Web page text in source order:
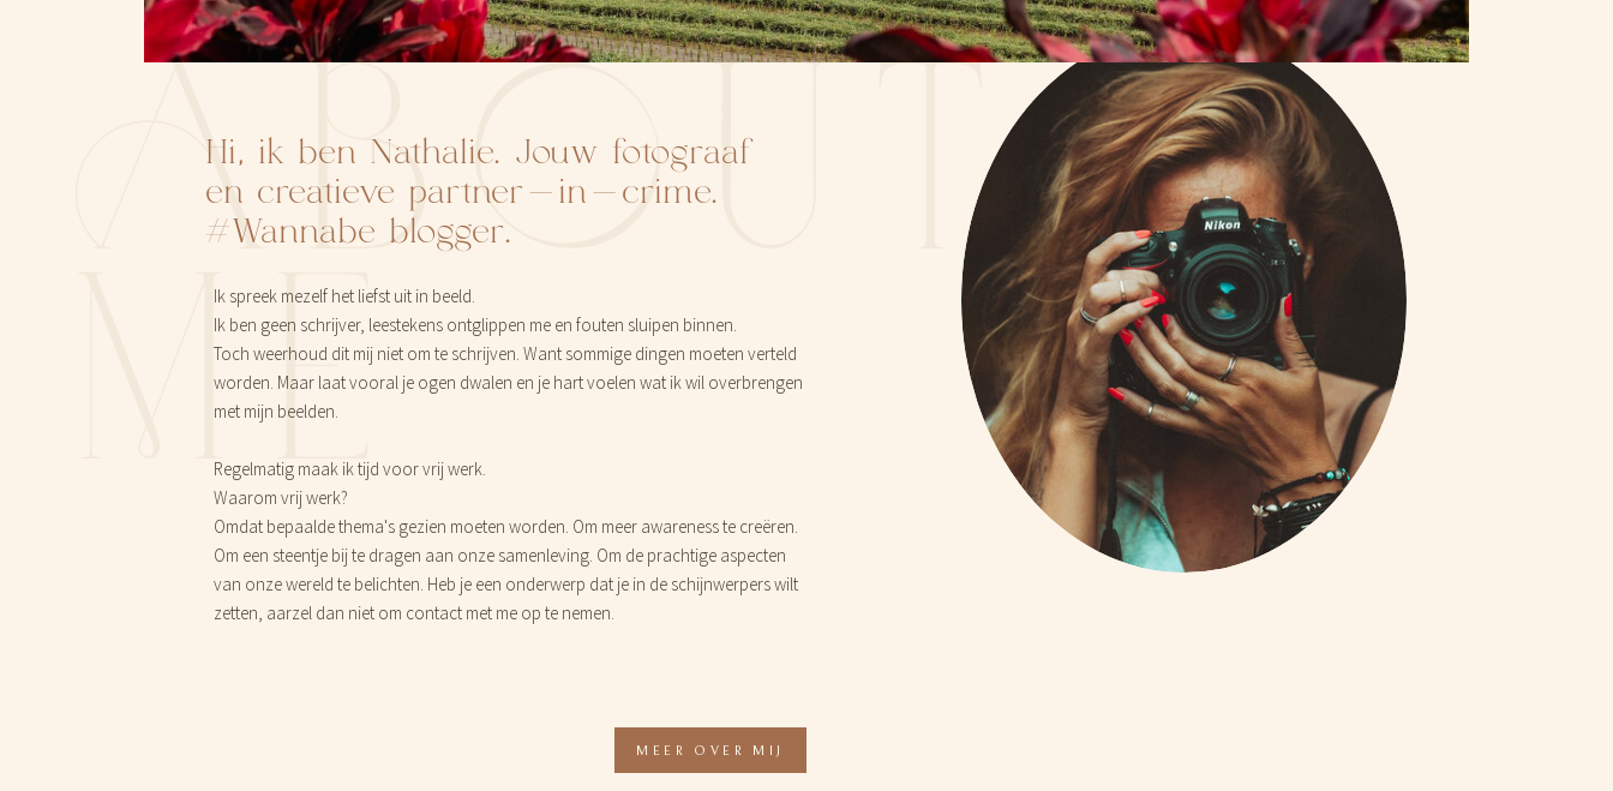
ABOUT
ME
MEER OVER MIJ
Ik spreek mezelf het liefst uit in beeld.
Ik ben geen schrijver, leestekens ontglippen me en fouten sluipen binnen.
Toch weerhoud dit mij niet om te schrijven. Want sommige dingen moeten verteld
worden. Maar laat vooral je ogen dwalen en je hart voelen wat ik wil overbrengen
met mijn beelden.
Regelmatig maak ik tijd voor vrij werk.
Waarom vrij werk?
Omdat bepaalde thema's gezien moeten worden. Om meer awareness te creëren.
Om een steentje bij te dragen aan onze samenleving. Om de prachtige aspecten
van onze wereld te belichten. Heb je een onderwerp dat je in de schijnwerpers wilt
zetten, aarzel dan niet om contact met me op te nemen.
Hi, ik ben Nathalie. Jouw fotograaf
en creatieve partner-in-crime.
#Wannabe blogger.